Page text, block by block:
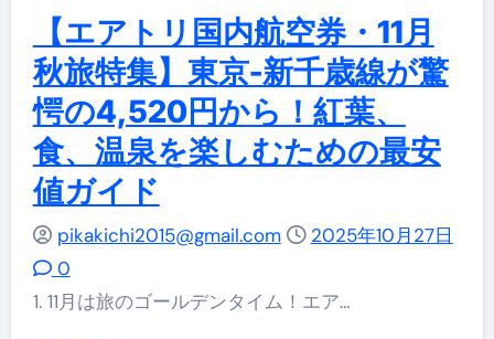
ー
ル
＆
セ
ッ
ト
完
攻
縄
2
泊
3
日
18,200
円
か
エ
【エアトリ国内航空券・11月
秋旅特集】東京-新千歳線が驚
愕の4,520円から！紅葉、
食、温泉を楽しむための最安
値ガイド
pikakichi2015@gmail.com
2025年10月27日
0
1. 11月は旅のゴールデンタイム！エア…